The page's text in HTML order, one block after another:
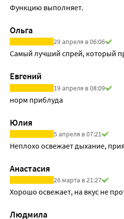
Функцию выполняет.
Ольга
29 апреля в 06:06
Самый лучший спрей, который
Евгений
19 апреля в 08:09
норм приблуда
Юлия
5 апреля в 07:21
Неплохо освежает дыхание,
Анастасия
26 марта в 21:27
Хорошо освежает, на вкус не
Людмила